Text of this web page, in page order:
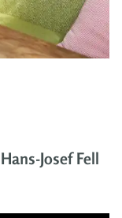
Josef Fell